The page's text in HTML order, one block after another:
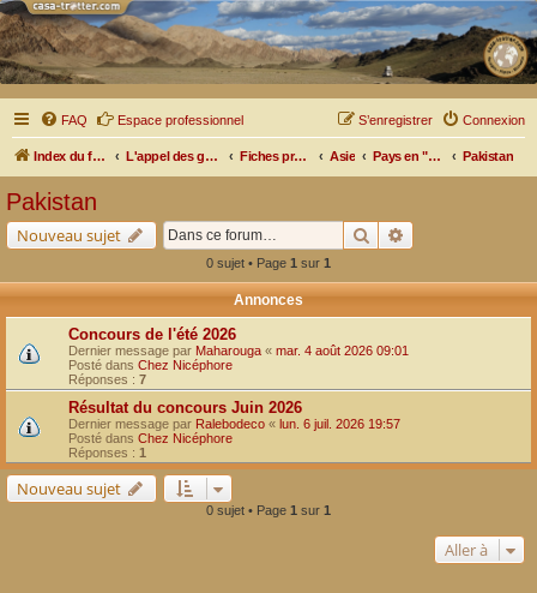
FAQ Espace professionnel Connexion
S’enregistrer
Index du forum L'appel des grands espaces Fiches pratiques par pays, pistes et bivouacs Asie Pays en "Stan" Pakistan
Pakistan
Nouveau sujet Rechercher
0 sujet • Page 1 sur 1
Annonces
Concours de l'été 2026
Dernier message par Maharouga « mar. 4 août 2026 09:01
Posté dans Chez Nicéphore
Réponses : 7
Résultat du concours Juin 2026
Dernier message par Ralebodeco « lun. 6 juil. 2026 19:57
Posté dans Chez Nicéphore
Réponses : 1
Nouveau sujet
0 sujet • Page 1 sur 1
Aller à